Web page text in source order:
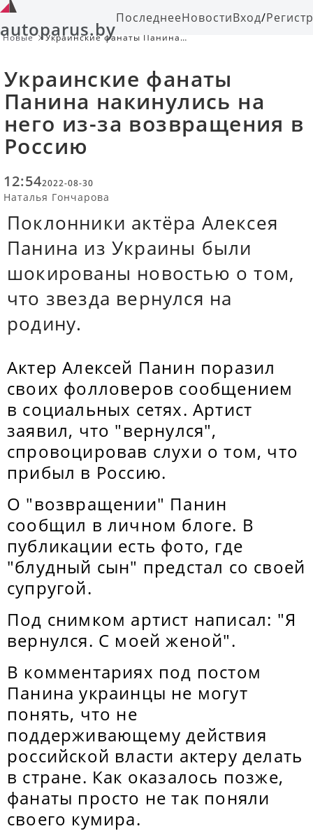
autoparus.byПоследнееНовостиВход/
Новые
Украинские фанаты Панина
Украинские фанаты
Панина накинулись на
него из-за возвращения в
Россию
12:542022-08-30
Наталья Гончарова
Поклонники актёра Алексея
Панина из Украины были
шокированы новостью о том,
что звезда вернулся на
родину.
Актер Алексей Панин поразил
своих фолловеров сообщением
в социальных сетях. Артист
заявил, что "вернулся",
спровоцировав слухи о том, что
прибыл в Россию.
О "возвращении" Панин
сообщил в личном блоге. В
публикации есть фото, где
"блудный сын" предстал со своей
супругой.
Под снимком артист написал: "Я
вернулся. С моей женой".
В комментариях под постом
Панина украинцы не могут
понять, что не
поддерживающему действия
российской власти актеру делать
в стране. Как оказалось позже,
фанаты просто не так поняли
своего кумира.